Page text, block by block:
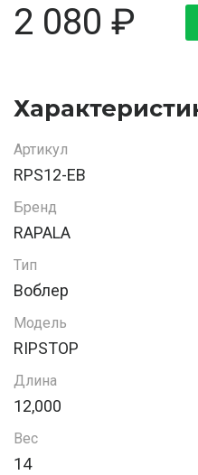
2 080 ₽
Артикул
RPS12-EB
Бренд
RAPALA
Тип
Воблер
Модель
RIPSTOP
Длина
12,000
Вес
14